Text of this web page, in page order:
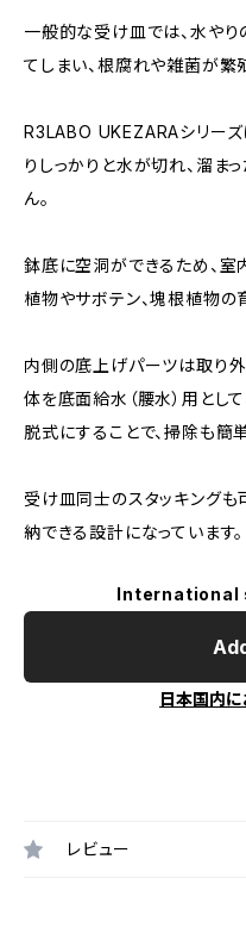
一般的な受け皿では、水や
てしまい、根腐れや雑菌が繁
R3LABO UKEZARAシリーズ
りしっかりと水が切れ、溜ま
ん。
鉢底に空洞ができるため、室
植物やサボテン、塊根植物の
内側の底上げパーツは取り
体を底面給水（腰水）用とし
脱式にすることで、掃除も簡
受け皿同士のスタッキング
納できる設計になっています。
International
日本国内
レビュー